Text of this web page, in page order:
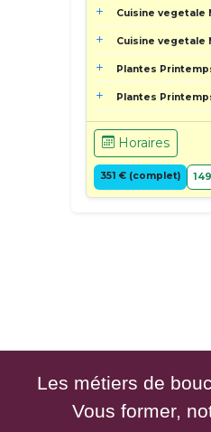
Cuisine vegetale
Cuisine vegetale
Plantes
Plantes
Horaires
351 € (complet)
Les métiers de
Vous former,